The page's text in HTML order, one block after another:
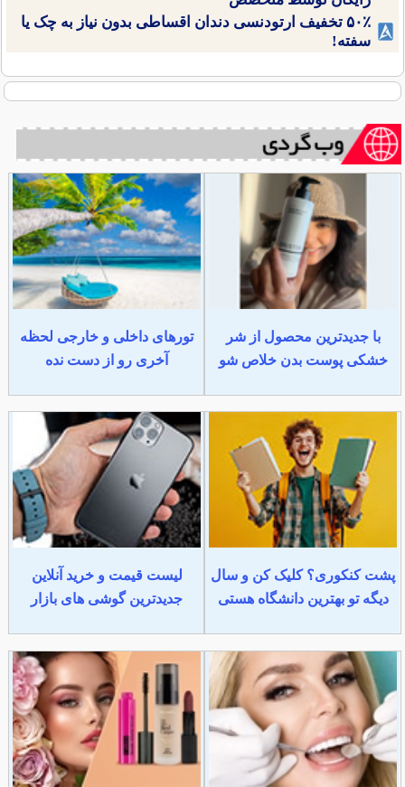
۵۰٪ تخفیف ارتودنسی دندان اقساطی بدون نیاز به چک یا
سفته!
با جدیدترین محصول از شر
خشکی پوست بدن خلاص شو
تورهای داخلی و خارجی لحظه
آخری رو از دست نده
پشت کنکوری؟ کلیک کن و سال
دیگه تو بهترین دانشگاه هستی
لیست قیمت و خرید آنلاین
جدیدترین گوشی های بازار